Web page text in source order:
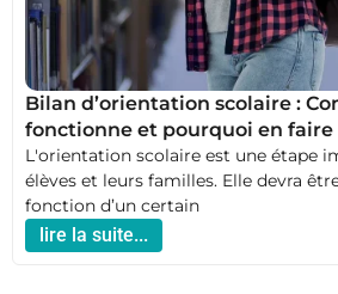
Bilan d’orientation scolaire :
fonctionne et pourquoi en faire
L'orientation scolaire est une étape
élèves et leurs familles. Elle devra
fonction d’un certain
lire la suite...